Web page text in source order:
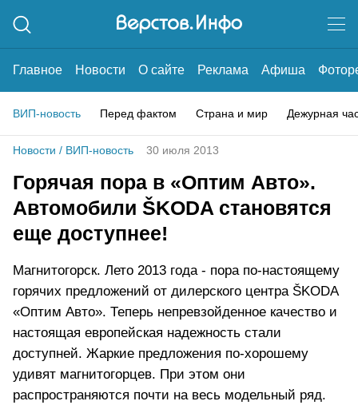
Главное Новости О сайте Реклама Афиша
ВИП-новость Перед фактом Страна и мир Дежурная
Новости / ВИП-новость 30 июля 2013
Горячая пора в «Оптим Авто».
Автомобили ŠKODA становятся
еще доступнее!
Магнитогорск. Лето 2013 года - пора по-настоящему
горячих предложений от дилерского центра ŠKODA
«Оптим Авто». Теперь непревзойденное качество и
настоящая европейская надежность стали
доступней. Жаркие предложения по-хорошему
удивят магнитогорцев. При этом они
распространяются почти на весь модельный ряд.